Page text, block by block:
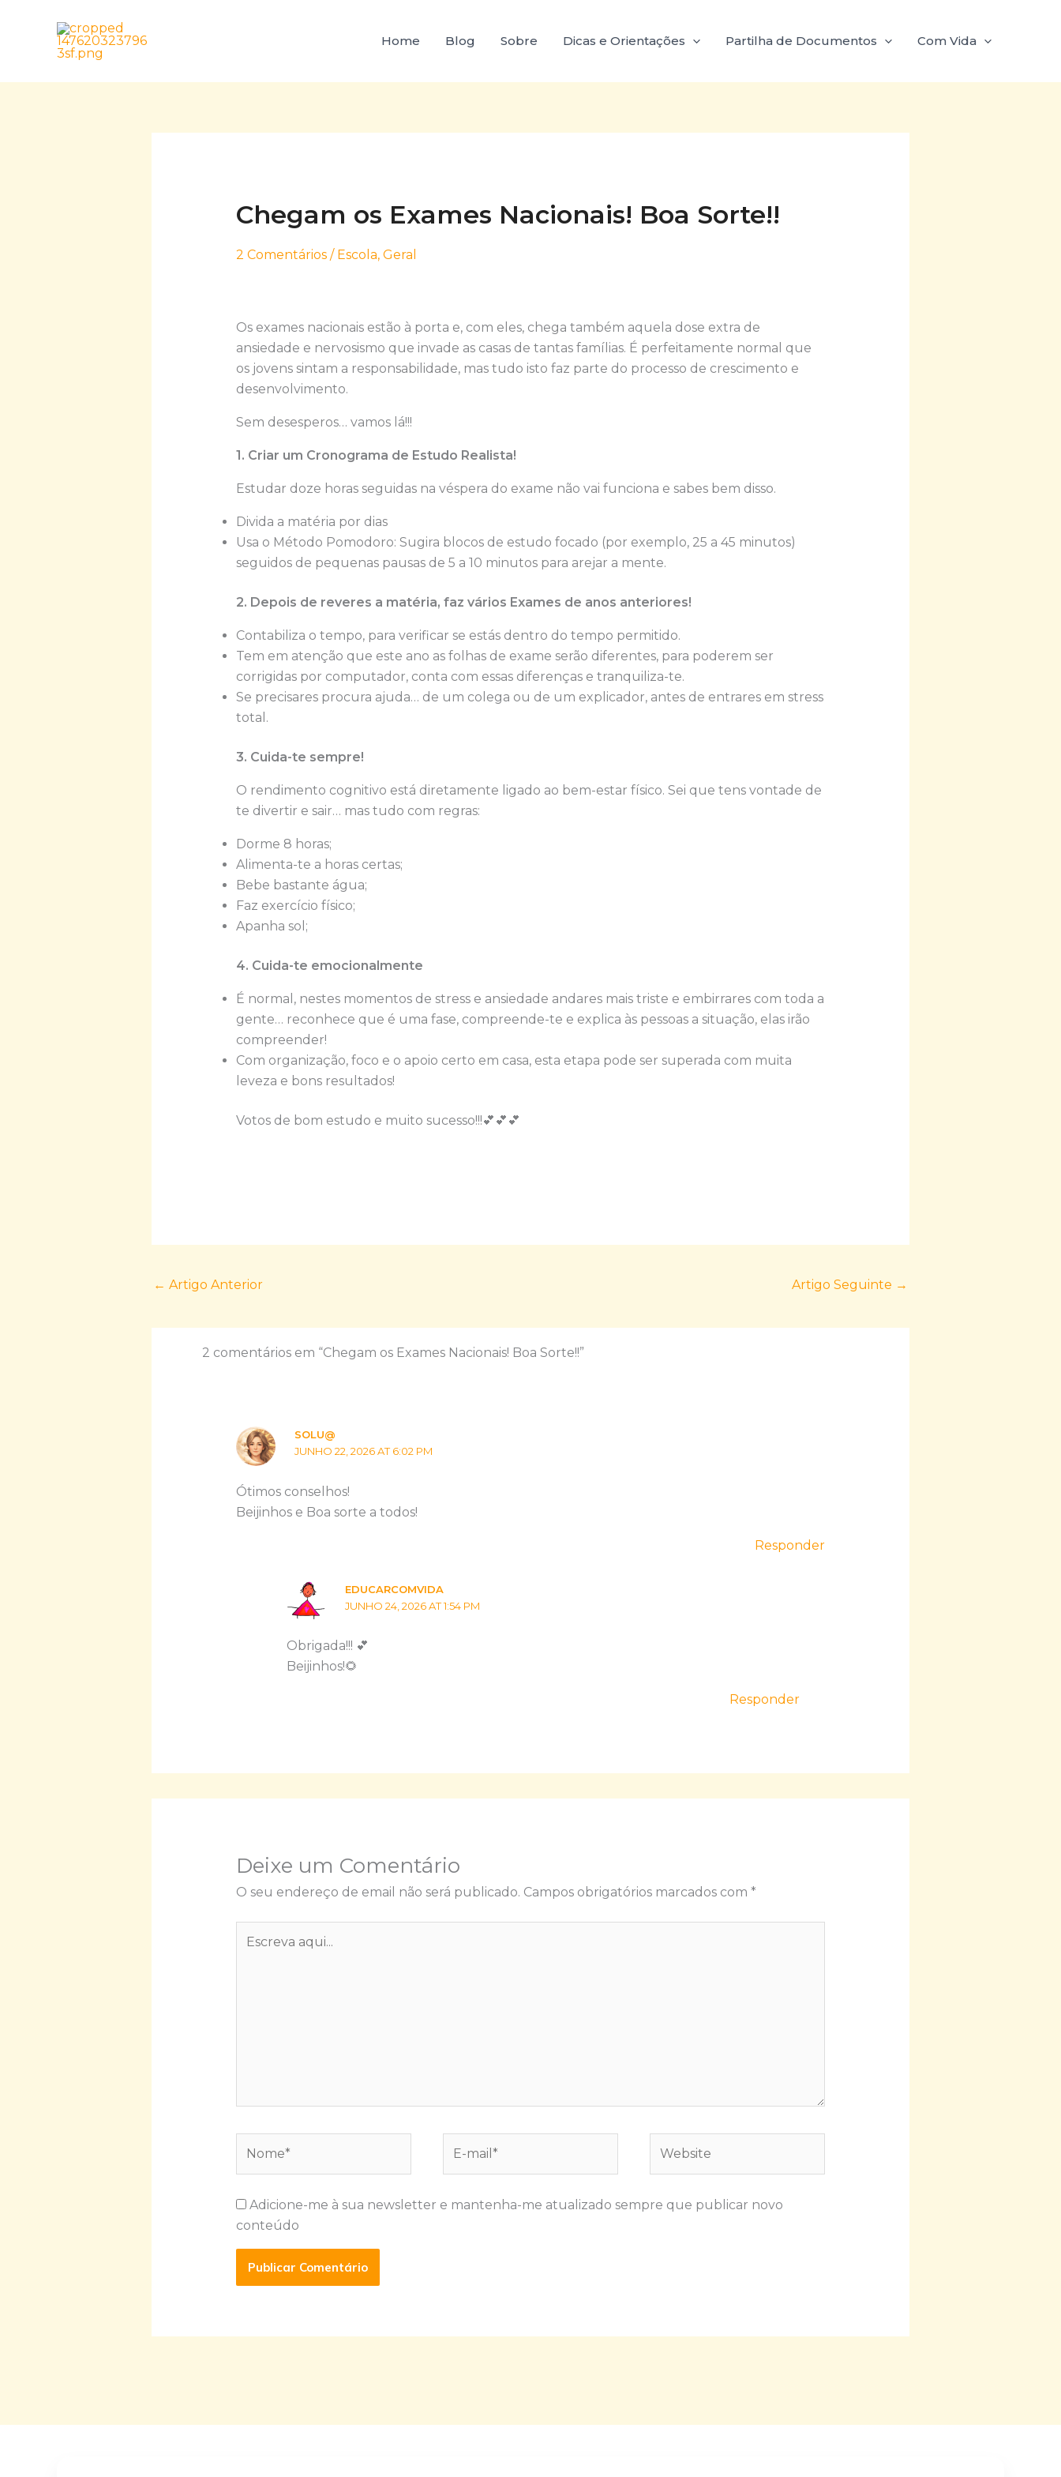
Home Blog Sobre Dicas e Orientações Partilha de Documentos Com Vida
Chegam os Exames Nacionais! Boa Sorte!!
2 Comentários / Escola, Geral
Os exames nacionais estão à porta e, com eles, chega também aquela dose extra de
ansiedade e nervosismo que invade as casas de tantas famílias. É perfeitamente normal que
os jovens sintam a responsabilidade, mas tudo isto faz parte do processo de crescimento e
desenvolvimento.
Sem desesperos… vamos lá!!!
1. Criar um Cronograma de Estudo Realista!
Estudar doze horas seguidas na véspera do exame não vai funciona e sabes bem disso.
Divida a matéria por dias
Usa o Método Pomodoro: Sugira blocos de estudo focado (por exemplo, 25 a 45 minutos)
seguidos de pequenas pausas de 5 a 10 minutos para arejar a mente.
2. Depois de reveres a matéria, faz vários Exames de anos anteriores!
Contabiliza o tempo, para verificar se estás dentro do tempo permitido.
Tem em atenção que este ano as folhas de exame serão diferentes, para poderem ser
corrigidas por computador, conta com essas diferenças e tranquiliza-te.
Se precisares procura ajuda… de um colega ou de um explicador, antes de entrares em stress
total.
3. Cuida-te sempre!
O rendimento cognitivo está diretamente ligado ao bem-estar físico. Sei que tens vontade de
te divertir e sair… mas tudo com regras:
Dorme 8 horas;
Alimenta-te a horas certas;
Bebe bastante água;
Faz exercício físico;
Apanha sol;
4. Cuida-te emocionalmente
É normal, nestes momentos de stress e ansiedade andares mais triste e embirrares com toda a
gente… reconhece que é uma fase, compreende-te e explica às pessoas a situação, elas irão
compreender!
Com organização, foco e o apoio certo em casa, esta etapa pode ser superada com muita
leveza e bons resultados!
Votos de bom estudo e muito sucesso!!!💕💕💕
← Artigo Anterior Artigo Seguinte →
2 comentários em “Chegam os Exames Nacionais! Boa Sorte!!”
SOLU@
JUNHO 22, 2026 AT 6:02 PM
Ótimos conselhos!
Beijinhos e Boa sorte a todos!
Responder
EDUCARCOMVIDA
JUNHO 24, 2026 AT 1:54 PM
Obrigada!!! 💕
Beijinhos!🌻
Responder
Deixe um Comentário
O seu endereço de email não será publicado. Campos obrigatórios marcados com *
aqui...
mail*
Adicione-me à sua newsletter e mantenha-me atualizado sempre que publicar novo
conteúdo